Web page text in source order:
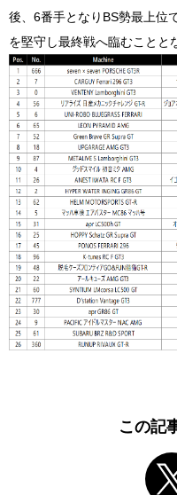
後、6番手となりBS勢最上位
を堅守し最終戦へ臨むことと
この記